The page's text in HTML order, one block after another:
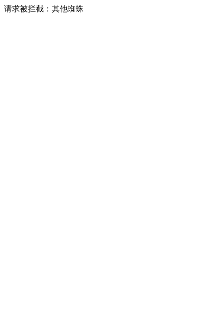
请求被拦截：其他蜘蛛